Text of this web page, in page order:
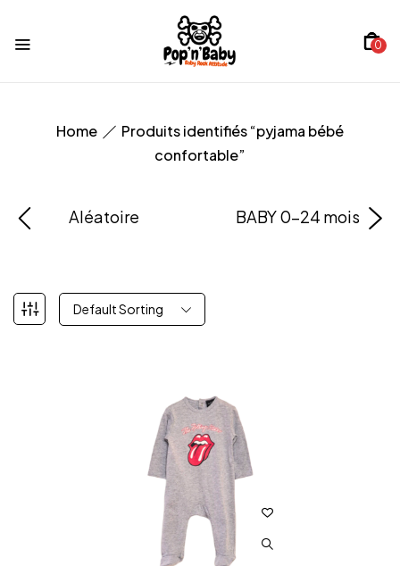
0
Home
Produits identifiés “pyjama bébé
confortable”
Aléatoire BABY 0-24 mois
Default Sorting